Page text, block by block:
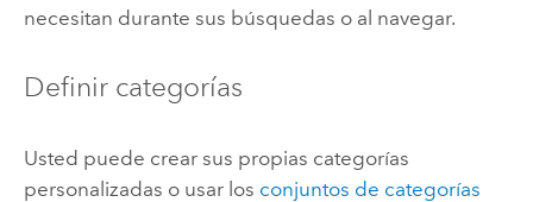
necesitan durante sus búsquedas o al navegar.
Definir categorías
Usted puede crear sus propias categorías
personalizadas o usar los conjuntos de categorías